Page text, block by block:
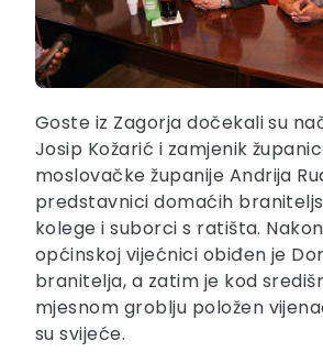
Goste iz Zagorja dočekali su
Josip Kožarić i zamjenik
moslovačke županije Andrija
predstavnici domaćih
kolege i suborci s ratišta.
općinskoj vijećnici obiđen je
branitelja, a zatim je kod
mjesnom groblju položen
su svijeće.